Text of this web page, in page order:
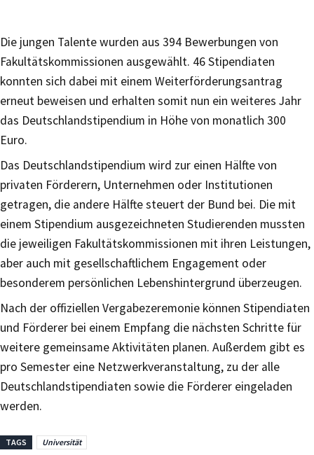
Die jungen Talente wurden aus 394 Bewerbungen von
Fakultätskommissionen ausgewählt. 46 Stipendiaten
konnten sich dabei mit einem Weiterförderungsantrag
erneut beweisen und erhalten somit nun ein weiteres Jahr
das Deutschlandstipendium in Höhe von monatlich 300
Euro.
Das Deutschlandstipendium wird zur einen Hälfte von
privaten Förderern, Unternehmen oder Institutionen
getragen, die andere Hälfte steuert der Bund bei. Die mit
einem Stipendium ausgezeichneten Studierenden mussten
die jeweiligen Fakultätskommissionen mit ihren Leistungen,
aber auch mit gesellschaftlichem Engagement oder
besonderem persönlichen Lebenshintergrund überzeugen.
Nach der offiziellen Vergabezeremonie können Stipendiaten
und Förderer bei einem Empfang die nächsten Schritte für
weitere gemeinsame Aktivitäten planen. Außerdem gibt es
pro Semester eine Netzwerkveranstaltung, zu der alle
Deutschlandstipendiaten sowie die Förderer eingeladen
werden.
TAGS Universität